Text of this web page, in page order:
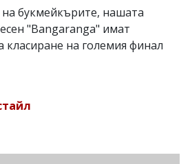
букмейкърите, нашата
"Bangaranga" имат
на големия финал